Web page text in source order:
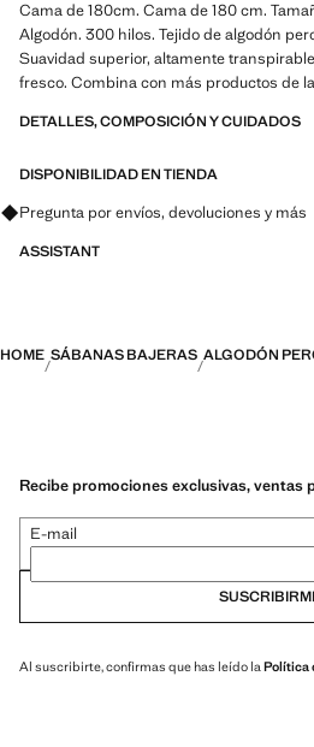
Cama de 180cm. Cama de 180 cm.
Algodón. 300 hilos. Tejido de algodón
Suavidad superior, altamente
fresco. Combina con más productos de
DETALLES, COMPOSICIÓN Y CUIDADOS
DISPONIBILIDAD EN TIENDA
Pregunta por envíos, devoluciones y más
ASSISTANT
HOME SÁBANAS BAJERAS ALGODÓN
Recibe promociones exclusivas, ventas
E-mail
Al suscribirte, confirmas que has leído la Política